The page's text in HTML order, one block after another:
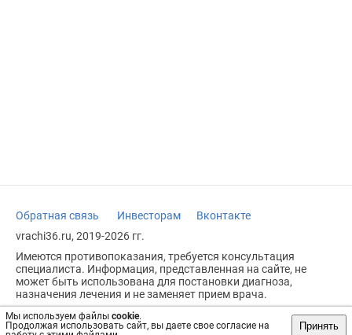
Мы используем файлы cookie.
Продолжая использовать сайт, вы даете свое согласие на
Принять
Обратная связь Инвесторам
Вконтакте
vrachi36.ru, 2019-2026 гг.
Имеются противопоказания, требуется консультация
специалиста. Информация, представленная на сайте, не
может быть использована для постановки диагноза,
назначения лечения и не заменяет прием врача.
Возрастное ограничение: 18+